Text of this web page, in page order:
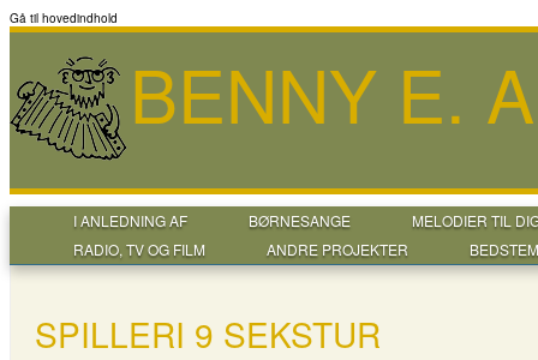
Gå til hovedindhold
BENNY E.
I ANLEDNING AF BØRNESANGE
MELODIER TIL
RADIO, TV OG FILM
ANDRE PROJEKTER
SPILLERI 9 SEKSTUR